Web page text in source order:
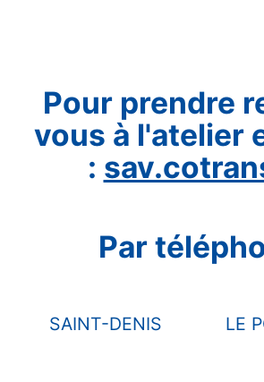
Pour prendre
vous à l'atelier
:
Par
SAINT-DENIS LE